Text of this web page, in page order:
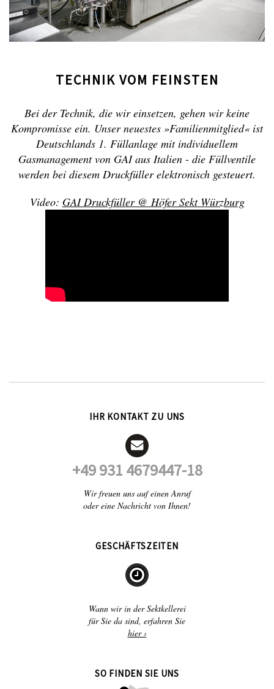
TECHNIK VOM FEINSTEN
Bei der Technik, die wir einsetzen, gehen wir keine
Kompromisse ein. Unser neuestes »Familienmitglied« ist
Deutschlands 1. Füllanlage mit individuellem
Gasmanagement von GAI aus Italien - die Füllventile
werden bei diesem Druckfüller elektronisch gesteuert.
Video: GAI Druckfüller @ Höfer Sekt Würzburg
IHR KONTAKT ZU UNS
+49 931 4679447-18
Wir freuen uns auf einen Anruf
oder eine Nachricht von Ihnen!
GESCHÄFTSZEITEN
Wann wir in der Sektkellerei
für Sie da sind, erfahren Sie
hier ›
SO FINDEN SIE UNS